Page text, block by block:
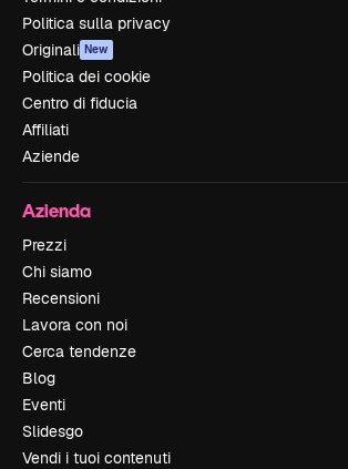
Politica sulla privacy
Originali New
Politica dei cookie
Centro di fiducia
Affiliati
Aziende
Azienda
Prezzi
Chi siamo
Recensioni
Lavora con noi
Cerca tendenze
Blog
Eventi
Slidesgo
Vendi i tuoi contenuti